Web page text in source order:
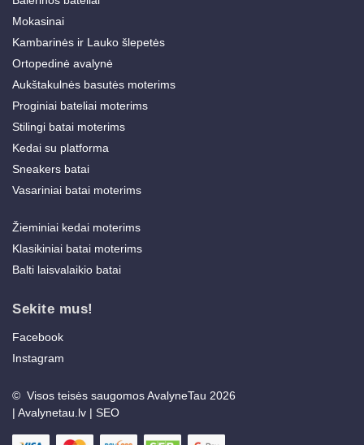
Mokasinai
Kambarinės ir Lauko šlepetės
Ortopedinė avalynė
Aukštakulnės basutės moterims
Proginiai bateliai moterims
Stilingi batai moterims
Kedai su platforma
Sneakers batai
Vasariniai batai moterims
Žieminiai kedai moterims
Klasikiniai batai moterims
Balti laisvalaikio batai
Sekite mus!
Facebook
Instagram
© Visos teisės saugomos AvalyneTau 2026
| Avalynetau.lv | SEO